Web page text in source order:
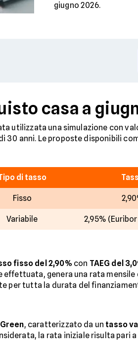
giugno 2026.
casa a
utilizzata una simulazione con
anni. Le proposte disponibili
di tasso
Fisso
Variabile 2,95% (Euribor
fisso del 2,90% con TAEG del
effettuata, genera una rata mensile
per tutta la durata del
, caratterizzato da un tasso
la rata iniziale risulta pari a